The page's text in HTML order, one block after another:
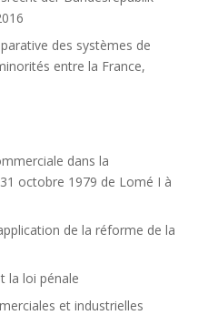
des systèmes de
entre la France,
dans la
octobre 1979 de Lomé I à
de la réforme de la
la loi pénale
et industrielles